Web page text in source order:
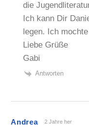
die
Ich kann Dir
legen. Ich
Liebe Grüße
Gabi
Antworten
Andrea 2 Jahre her